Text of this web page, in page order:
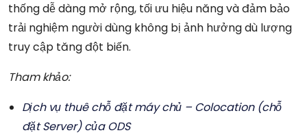
thống dễ dàng mở rộng, tối ưu hiệu năng và đảm bảo
trải nghiệm người dùng không bị ảnh hưởng dù lượng
truy cập tăng đột biến.
Tham khảo:
Dịch vụ thuê chỗ đặt máy chủ – Colocation (chỗ
đặt Server) của ODS